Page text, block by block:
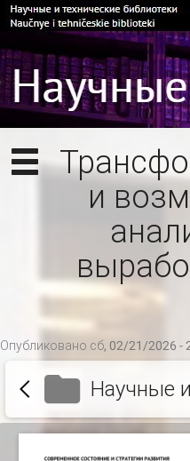
и
Опубликовано сб, 02/21/2026 -
Научные